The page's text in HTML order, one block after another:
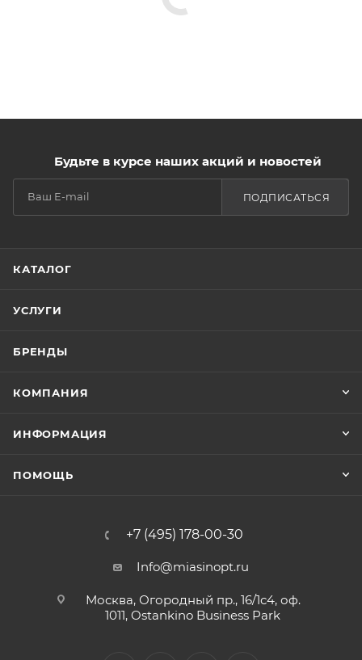
Будьте в курсе наших акций и новостей
ПОДПИСАТЬСЯ
КАТАЛОГ
УСЛУГИ
БРЕНДЫ
КОМПАНИЯ
ИНФОРМАЦИЯ
ПОМОЩЬ
+7 (495) 178-00-30
Info@miasinopt.ru
Москва, Огородный пр., 16/1с4, оф.
1011, Ostankino Business Park